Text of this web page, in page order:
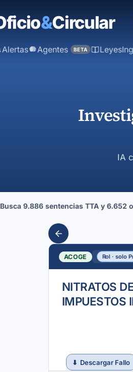
Alertas Agentes BETA Leyes
IA
Busca 9.886 sentencias TTA y
ACOGE Rol · solo
NITRATOS
IMPUESTOS
⬇ Descargar Fallo